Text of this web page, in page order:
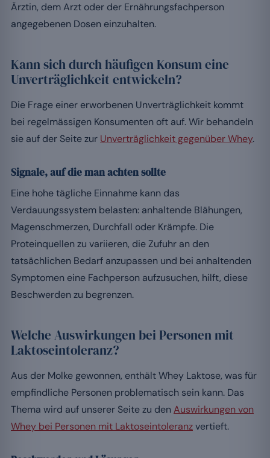
Ärztin, dem Arzt oder der Ernährungsfachperson
angegebenen Dosen einzuhalten.
Kann sich durch häufigen Konsum eine
Unverträglichkeit entwickeln?
Die Frage einer erworbenen Unverträglichkeit kommt
bei regelmässigen Konsumenten oft auf. Wir behandeln
sie auf der Seite zur Unverträglichkeit gegenüber Whey.
Signale, auf die man achten sollte
Eine hohe tägliche Einnahme kann das
Verdauungssystem belasten: anhaltende Blähungen,
Magenschmerzen, Durchfall oder Krämpfe. Die
Proteinquellen zu variieren, die Zufuhr an den
tatsächlichen Bedarf anzupassen und bei anhaltenden
Symptomen eine Fachperson aufzusuchen, hilft, diese
Beschwerden zu begrenzen.
Welche Auswirkungen bei Personen mit
Laktoseintoleranz?
Aus der Molke gewonnen, enthält Whey Laktose, was für
empfindliche Personen problematisch sein kann. Das
Thema wird auf unserer Seite zu den Auswirkungen von
Whey bei Personen mit Laktoseintoleranzvertieft.